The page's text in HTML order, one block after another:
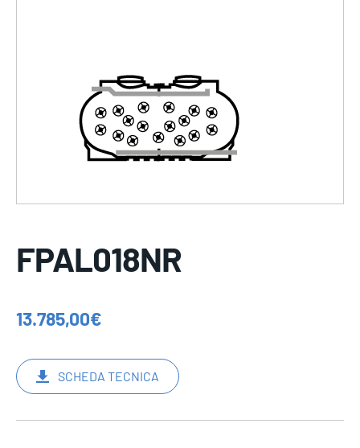
FPAL018NR
13.785,00€
SCHEDA TECNICA